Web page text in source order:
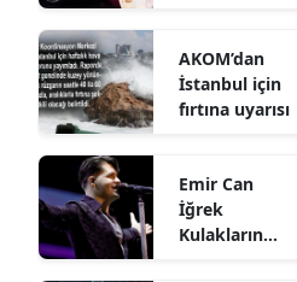
AKOM’dan
İstanbul için
fırtına uyarısı
Emir Can
İğrek
Kulakların